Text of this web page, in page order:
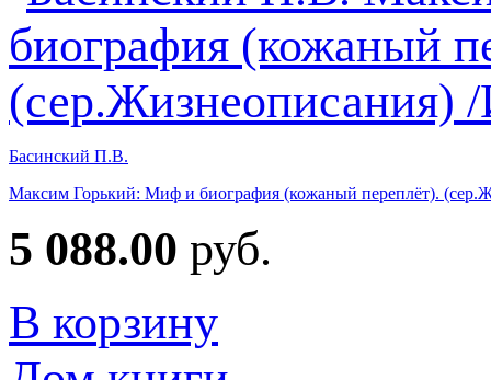
Басинский П.В.
Максим Горький: Миф и биография (кожаный переплёт).
5 088.00 руб.
В корзину